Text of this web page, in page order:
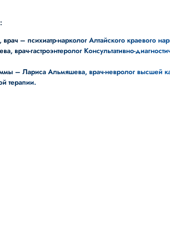
– психиатр-нарколог Алтайского краевого
врач-гастроэнтеролог Консультативно-
– Лариса Альмяшева, врач-невролог высшей
терапии.